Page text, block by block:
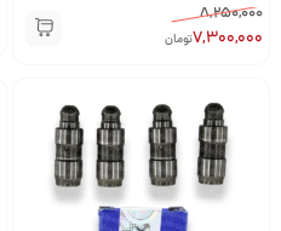
8,250,000
7,300,000تومان